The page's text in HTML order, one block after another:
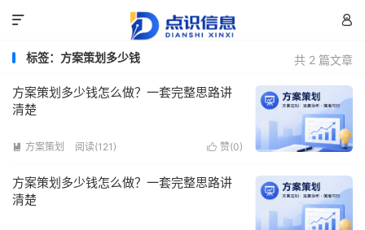


共 2 篇文章
标签：方案策划多少钱
方案策划多少钱怎么做？一套完整思路讲
清楚
 赞(0)
 方案策划 阅读(121)
方案策划多少钱怎么做？一套完整思路讲
清楚